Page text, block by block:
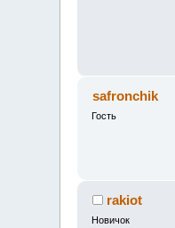
safronchik
Гость
rakiot
Новичок